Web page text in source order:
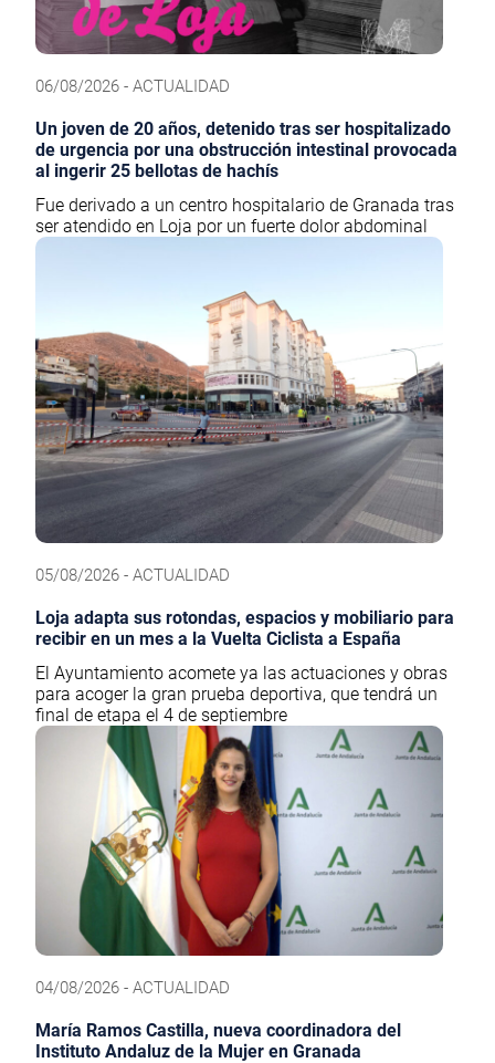
06/08/2026 - ACTUALIDAD
Un joven de 20 años, detenido tras ser hospitalizado
de urgencia por una obstrucción intestinal provocada
al ingerir 25 bellotas de hachís
Fue derivado a un centro hospitalario de Granada tras
ser atendido en Loja por un fuerte dolor abdominal
05/08/2026 - ACTUALIDAD
Loja adapta sus rotondas, espacios y mobiliario para
recibir en un mes a la Vuelta Ciclista a España
El Ayuntamiento acomete ya las actuaciones y obras
para acoger la gran prueba deportiva, que tendrá un
final de etapa el 4 de septiembre
04/08/2026 - ACTUALIDAD
María Ramos Castilla, nueva coordinadora del
Instituto Andaluz de la Mujer en Granada